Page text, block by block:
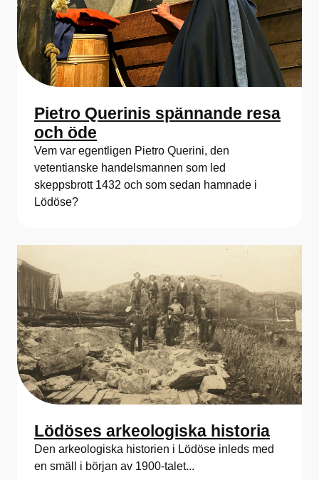
Pietro Querinis spännande resa
och öde
Vem var egentligen Pietro Querini, den
vetentianske handelsmannen som led
skeppsbrott 1432 och som sedan hamnade i
Lödöse?
Lödöses arkeologiska historia
Den arkeologiska historien i Lödöse inleds med
en smäll i början av 1900-talet...